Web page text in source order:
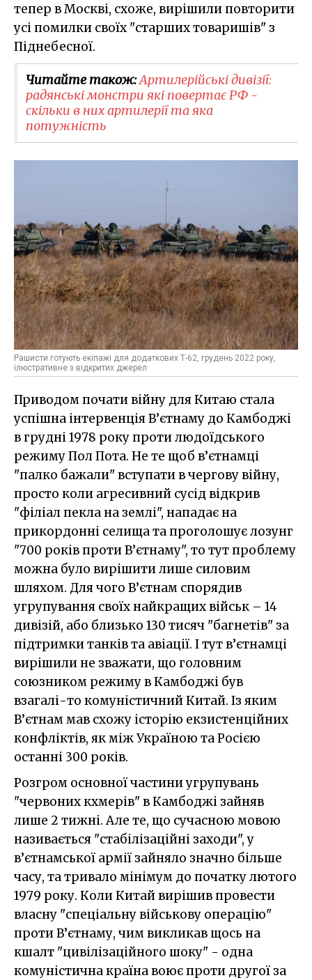
тепер в Москві, схоже, вирішили повторити
усі помилки своїх "старших товаришів" з
Піднебесної.
Читайте також:Артилерійські дивізії:
радянські монстри які повертає РФ -
скільки в них артилерії та яка
потужність
Рашисти готують екіпажі для додаткових Т-62, грудень 2022 року,
ілюстративне з відкритих джерел
Приводом почати війну для Китаю стала
успішна інтервенція В’єтнаму до Камбоджі
в грудні 1978 року проти людоїдського
режиму Пол Пота. Не те щоб в’єтнамці
"палко бажали" вступати в чергову війну,
просто коли агресивний сусід відкрив
"філіал пекла на землі", нападає на
прикордонні селища та проголошує лозунг
"700 років проти В’єтнаму", то тут проблему
можна було вирішити лише силовим
шляхом. Для чого В’єтнам спорядив
угрупування своїх найкращих військ – 14
дивізій, або близько 130 тисяч "багнетів" за
підтримки танків та авіації. І тут в’єтнамці
вирішили не зважати, що головним
союзником режиму в Камбоджі був
взагалі-то комуністичний Китай. Із яким
В’єтнам мав схожу історію екзистенційних
конфліктів, як між Україною та Росією
останні 300 років.
Розгром основної частини угрупувань
"червоних кхмерів" в Камбоджі зайняв
лише 2 тижні. Але те, що сучасною мовою
називається "стабілізаційні заходи", у
в’єтнамської армії зайняло значно більше
часу, та тривало мінімум до початку лютого
1979 року. Коли Китай вирішив провести
власну "спеціальну військову операцію"
проти В’єтнаму, чим викликав щось на
кшалт "цивілізаційного шоку" - одна
комуністична країна воює проти другої за